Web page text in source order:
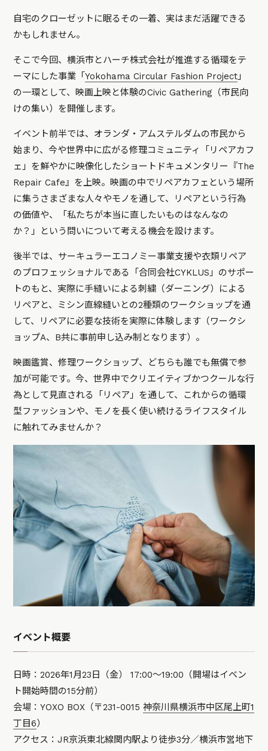
自宅のクローゼットに眠るその一着、実はまだ活躍できる
かもしれません。
そこで今回、横浜市とハーチ株式会社が推進する循環をテ
ーマにした事業「Yokohama Circular Fashion Project 」
の一環として、映画上映と体験のCivic Gathering（市民向
けの集い）を開催します。
イベント前半では、オランダ・アムステルダムの市民から
始まり、今や世界中に広がる修理コミュニティ「リペアカフ
ェ」を鮮やかに映像化したショートドキュメンタリー『The
Repair Cafe』を上映。映画の中でリペアカフェという場所
に集うさまざまな人々やモノを通して、リペアという行為
の価値や、「私たちが本当に直したいものはなんなの
か？」という問いについて考える機会を設けます。
後半では、サーキュラーエコノミー事業支援や衣類リペア
のプロフェッショナルである「合同会社CYKLUS」のサポー
トのもと、実際に手縫いによる刺繍（ダーニング）による
リペアと、ミシン直線縫いとの2種類のワークショップを通
して、リペアに必要な技術を実際に体験します（ワークシ
ョップA、B共に事前申し込み制となります）。
映画鑑賞、修理ワークショップ、どちらも誰でも無償で参
加が可能です。今、世界中でクリエイティブかつクールな行
為として見直される「リペア」を通して、これからの循環
型ファッションや、モノを長く使い続けるライフスタイル
に触れてみませんか？
イベント概要
日時：2026年1月23日（金） 17:00〜19:00（開場はイベン
ト開始時間の15分前）
会場：YOXO BOX（〒231-0015神奈川県横浜市中区尾上町1
丁目6）
アクセス：JR京浜東北線関内駅より徒歩3分／横浜市営地下